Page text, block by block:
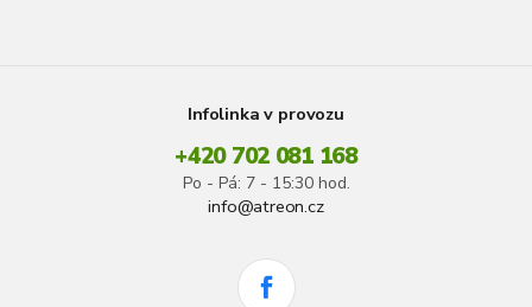
Infolinka v provozu
+420 702 081 168
Po - Pá: 7 - 15:30 hod.
info@atreon.cz